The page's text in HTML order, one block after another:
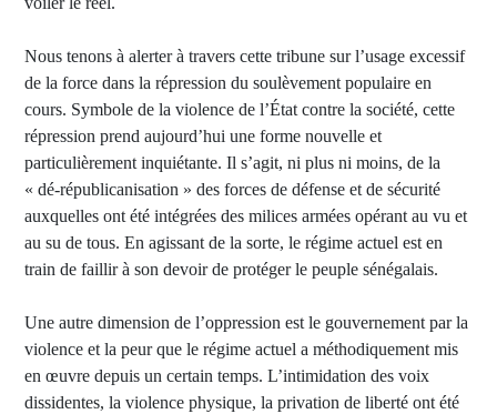
Nous tenons à alerter à travers cette tribune sur l’usage excessif
de la force dans la répression du soulèvement populaire en
cours. Symbole de la violence de l’État contre la société, cette
répression prend aujourd’hui une forme nouvelle et
particulièrement inquiétante. Il s’agit, ni plus ni moins, de la
« dé-républicanisation » des forces de défense et de sécurité
auxquelles ont été intégrées des milices armées opérant au vu et
au su de tous. En agissant de la sorte, le régime actuel est en
train de faillir à son devoir de protéger le peuple sénégalais.
Une autre dimension de l’oppression est le gouvernement par la
violence et la peur que le régime actuel a méthodiquement mis
en œuvre depuis un certain temps. L’intimidation des voix
dissidentes, la violence physique, la privation de liberté ont été